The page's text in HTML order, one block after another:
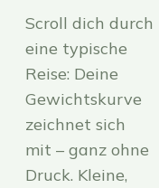
Scroll dich durch
eine typische
Reise: Deine
Gewichtskurve
zeichnet sich
mit – ganz ohne
Druck. Kleine,